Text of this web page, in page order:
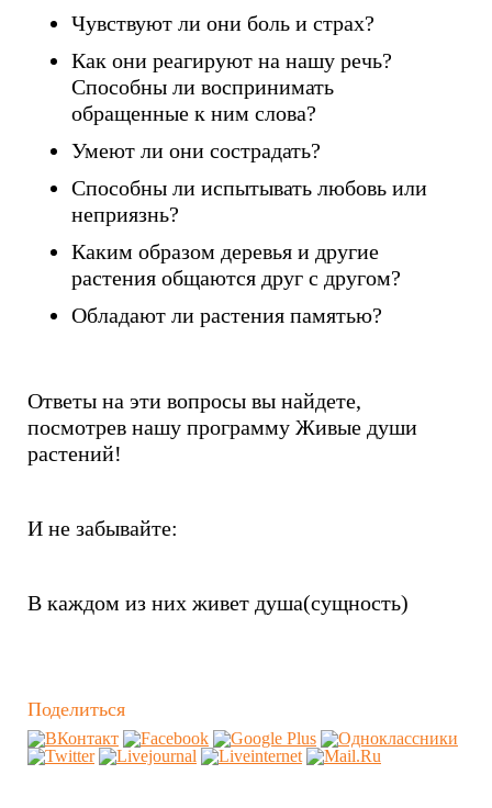
Чувствуют ли они боль и страх?
Как они реагируют на нашу речь?
Способны ли воспринимать
обращенные к ним слова?
Умеют ли они сострадать?
Способны ли испытывать любовь или
неприязнь?
Каким образом деревья и другие
растения общаются друг с другом?
Обладают ли растения памятью?
Ответы на эти вопросы вы найдете,
посмотрев нашу программу Живые души
растений!
И не забывайте:
В каждом из них живет душа(сущность)
Поделиться